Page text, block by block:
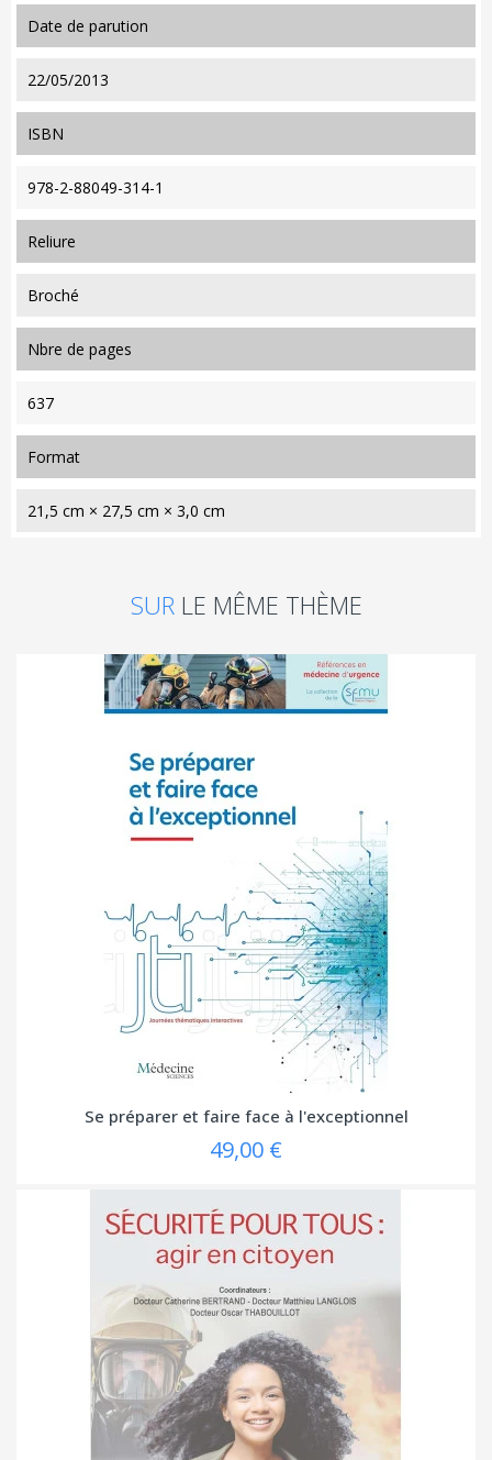
date de parution
22/05/2013
ISBN
978-2-88049-314-1
reliure
Broché
nbre de pages
637
format
21,5 cm × 27,5 cm × 3,0 cm
SUR LE MÊME THÈME
Se préparer et faire face à l'exceptionnel
49,00 €